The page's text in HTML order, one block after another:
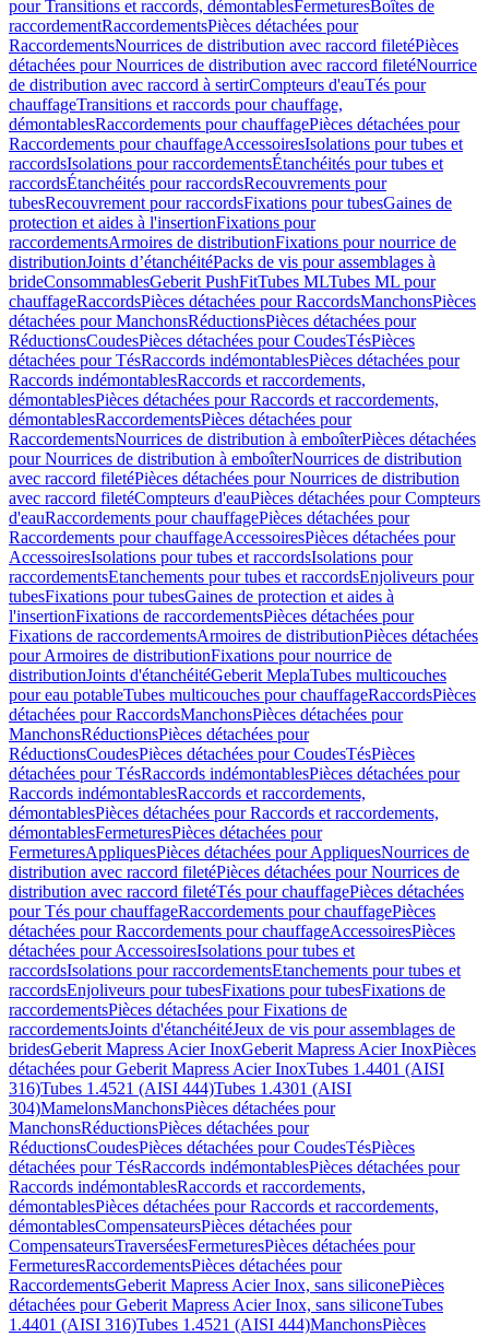
pour Transitions et raccords, démontablesFermeturesBoîtes de
raccordementRaccordementsPièces détachées pour
RaccordementsNourrices de distribution avec raccord filetéPièces
détachées pour Nourrices de distribution avec raccord filetéNourrice
de distribution avec raccord à sertirCompteurs d'eauTés pour
chauffageTransitions et raccords pour chauffage,
démontablesRaccordements pour chauffagePièces détachées pour
Raccordements pour chauffageAccessoiresIsolations pour tubes et
raccordsIsolations pour raccordementsÉtanchéités pour tubes et
raccordsÉtanchéités pour raccordsRecouvrements pour
tubesRecouvrement pour raccordsFixations pour tubesGaines de
protection et aides à l'insertionFixations pour
raccordementsArmoires de distributionFixations pour nourrice de
distributionJoints d’étanchéitéPacks de vis pour assemblages à
brideConsommablesGeberit PushFitTubes MLTubes ML pour
chauffageRaccordsPièces détachées pour RaccordsManchonsPièces
détachées pour ManchonsRéductionsPièces détachées pour
RéductionsCoudesPièces détachées pour CoudesTésPièces
détachées pour TésRaccords indémontablesPièces détachées pour
Raccords indémontablesRaccords et raccordements,
démontablesPièces détachées pour Raccords et raccordements,
démontablesRaccordementsPièces détachées pour
RaccordementsNourrices de distribution à emboîterPièces détachées
pour Nourrices de distribution à emboîterNourrices de distribution
avec raccord filetéPièces détachées pour Nourrices de distribution
avec raccord filetéCompteurs d'eauPièces détachées pour Compteurs
d'eauRaccordements pour chauffagePièces détachées pour
Raccordements pour chauffageAccessoiresPièces détachées pour
AccessoiresIsolations pour tubes et raccordsIsolations pour
raccordementsEtanchements pour tubes et raccordsEnjoliveurs pour
tubesFixations pour tubesGaines de protection et aides à
l'insertionFixations de raccordementsPièces détachées pour
Fixations de raccordementsArmoires de distributionPièces détachées
pour Armoires de distributionFixations pour nourrice de
distributionJoints d'étanchéitéGeberit MeplaTubes multicouches
pour eau potableTubes multicouches pour chauffageRaccordsPièces
détachées pour RaccordsManchonsPièces détachées pour
ManchonsRéductionsPièces détachées pour
RéductionsCoudesPièces détachées pour CoudesTésPièces
détachées pour TésRaccords indémontablesPièces détachées pour
Raccords indémontablesRaccords et raccordements,
démontablesPièces détachées pour Raccords et raccordements,
démontablesFermeturesPièces détachées pour
FermeturesAppliquesPièces détachées pour AppliquesNourrices de
distribution avec raccord filetéPièces détachées pour Nourrices de
distribution avec raccord filetéTés pour chauffagePièces détachées
pour Tés pour chauffageRaccordements pour chauffagePièces
détachées pour Raccordements pour chauffageAccessoiresPièces
détachées pour AccessoiresIsolations pour tubes et
raccordsIsolations pour raccordementsEtanchements pour tubes et
raccordsEnjoliveurs pour tubesFixations pour tubesFixations de
raccordementsPièces détachées pour Fixations de
raccordementsJoints d'étanchéitéJeux de vis pour assemblages de
bridesGeberit Mapress Acier InoxGeberit Mapress Acier InoxPièces
détachées pour Geberit Mapress Acier InoxTubes 1.4401 (AISI
316)Tubes 1.4521 (AISI 444)Tubes 1.4301 (AISI
304)MamelonsManchonsPièces détachées pour
ManchonsRéductionsPièces détachées pour
RéductionsCoudesPièces détachées pour CoudesTésPièces
détachées pour TésRaccords indémontablesPièces détachées pour
Raccords indémontablesRaccords et raccordements,
démontablesPièces détachées pour Raccords et raccordements,
démontablesCompensateursPièces détachées pour
CompensateursTraverséesFermeturesPièces détachées pour
FermeturesRaccordementsPièces détachées pour
RaccordementsGeberit Mapress Acier Inox, sans siliconePièces
détachées pour Geberit Mapress Acier Inox, sans siliconeTubes
1.4401 (AISI 316)Tubes 1.4521 (AISI 444)ManchonsPièces